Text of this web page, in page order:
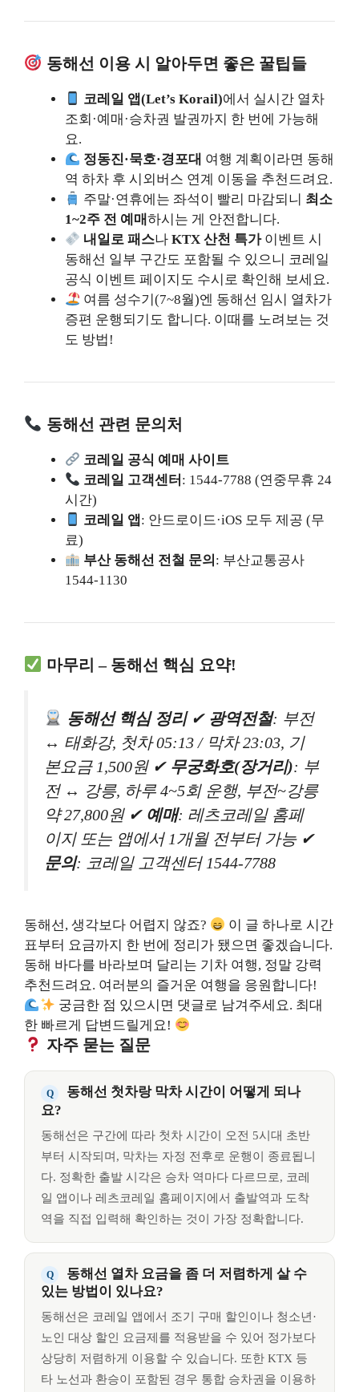
동해선 이용 시 알아두면 좋은 꿀팁들
코레일 앱(Let’s Korail)에서 실시간 열차
조회·예매·승차권 발권까지 한 번에 가능해
요.
정동진·묵호·경포대 여행 계획이라면 동해
역 하차 후 시외버스 연계 이동을 추천드려요.
주말·연휴에는 좌석이 빨리 마감되니 최소
1~2주 전 예매하시는 게 안전합니다.
내일로 패스나KTX 산천 특가이벤트 시
동해선 일부 구간도 포함될 수 있으니 코레일
공식 이벤트 페이지도 수시로 확인해 보세요.
여름 성수기(7~8월)엔 동해선 임시 열차가
증편 운행되기도 합니다. 이때를 노려보는 것
도 방법!
동해선 관련 문의처
코레일 공식 예매 사이트
코레일 고객센터 : 1544-7788 (연중무휴 24
시간)
코레일 앱 : 안드로이드·iOS 모두 제공 (무
료)
부산 동해선 전철 문의 : 부산교통공사
1544-1130
마무리 – 동해선 핵심 요약!
동해선 핵심 정리✔ 광역전철: 부전
↔ 태화강, 첫차 05:13 / 막차 23:03, 기
본요금 1,500원 ✔ 무궁화호(장거리): 부
전 ↔ 강릉, 하루 4~5회 운행, 부전~강릉
약 27,800원 ✔ 예매: 레츠코레일 홈페
이지 또는 앱에서 1개월 전부터 가능 ✔
문의: 코레일 고객센터 1544-7788
동해선, 생각보다 어렵지 않죠?
이 글 하나로 시간
표부터 요금까지 한 번에 정리가 됐으면 좋겠습니다.
동해 바다를 바라보며 달리는 기차 여행, 정말 강력
추천드려요. 여러분의 즐거운 여행을 응원합니다!
궁금한 점 있으시면 댓글로 남겨주세요. 최대
한 빠르게 답변드릴게요!
자주 묻는 질문
동해선 첫차랑 막차 시간이 어떻게 되나
요?
동해선은 구간에 따라 첫차 시간이 오전 5시대 초반
부터 시작되며, 막차는 자정 전후로 운행이 종료됩니
다. 정확한 출발 시각은 승차 역마다 다르므로, 코레
일 앱이나 레츠코레일 홈페이지에서 출발역과 도착
역을 직접 입력해 확인하는 것이 가장 정확합니다.
동해선 열차 요금을 좀 더 저렴하게 살 수
있는 방법이 있나요?
동해선은 코레일 앱에서 조기 구매 할인이나 청소년·
노인 대상 할인 요금제를 적용받을 수 있어 정가보다
상당히 저렴하게 이용할 수 있습니다. 또한 KTX 등
타 노선과 환승이 포함된 경우 통합 승차권을 이용하